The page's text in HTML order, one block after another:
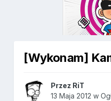
[Wykonam]
Przez RiT
13 Maja 2012 w